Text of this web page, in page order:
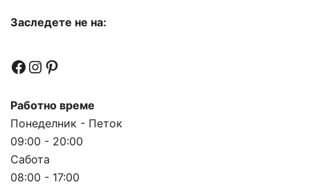
Заследете не на:
Facebook
Instagram
Pinterest
Работно време
Понеделник - Петок
09:00 - 20:00
Сабота
08:00 - 17:00